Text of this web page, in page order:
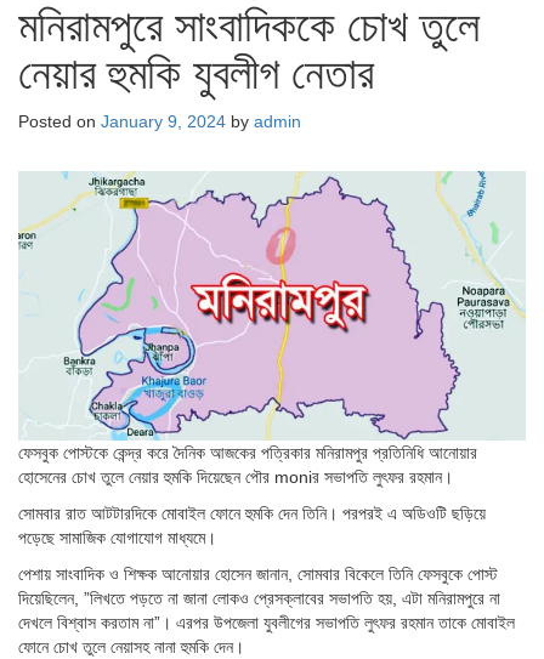
মনিরামপুরে সাংবাদিককে চোখ তুলে
নেয়ার হুমকি যুবলীগ নেতার
Posted on January 9, 2024 by admin
ফেসবুক পোস্টকে কেন্দ্র করে দৈনিক আজকের পত্রিকার মনিরামপুর প্রতিনিধি আনোয়ার
হোসেনের চোখ তুলে নেয়ার হুমকি দিয়েছেন পৌর moniর সভাপতি লুৎফর রহমান।
সোমবার রাত আটটারদিকে মোবাইল ফোনে হুমকি দেন তিনি। পরপরই এ অডিওটি ছড়িয়ে
পড়েছে সামাজিক যোগাযোগ মাধ্যমে।
পেশায় সাংবাদিক ও শিক্ষক আনোয়ার হোসেন জানান, সোমবার বিকেলে তিনি ফেসবুকে পোস্ট
দিয়েছিলেন, ‍‍‌‌”লিখতে পড়তে না জানা লোকও প্রেসক্লাবের সভাপতি হয়, এটা মনিরামপুরে না
দেখলে বিশ্বাস করতাম না”। এরপর উপজেলা যুবলীগের সভাপতি লুৎফর রহমান তাকে মোবাইল
ফোনে চোখ তুলে নেয়াসহ নানা হুমকি দেন।